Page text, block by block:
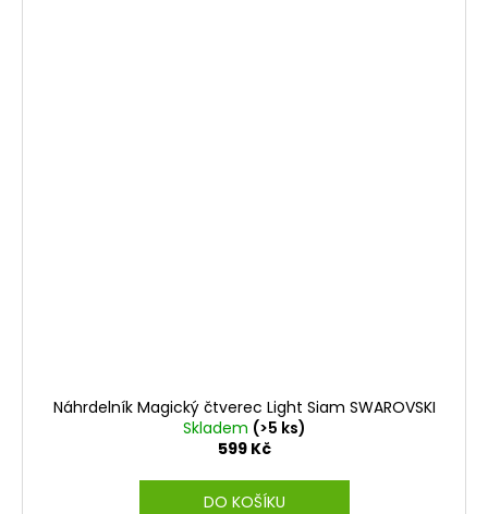
Náhrdelník Magický čtverec Light Siam SWAROVSKI
Skladem (>5 ks)
599 Kč
DO KOŠÍKU